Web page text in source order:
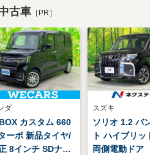
古車 ［PR］
ダ
カスタム 660
ーボ 新品タイヤ/
8インチ SDナビ/
スズキ
ソリオ 1.2 バ
ト ハイブリッ
両側電動ド